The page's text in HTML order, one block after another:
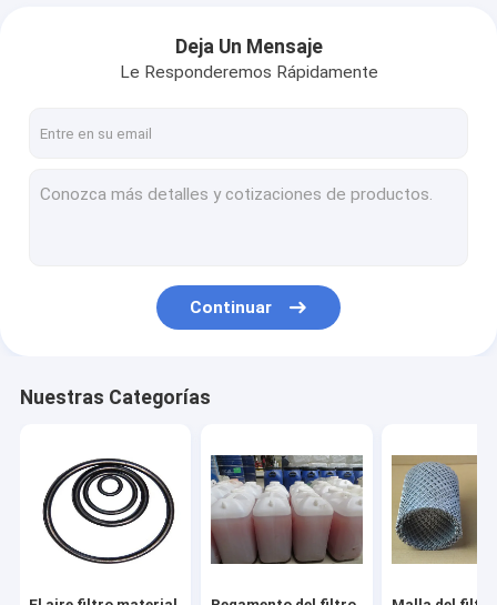
Deja Un Mensaje
Le Responderemos Rápidamente
Continuar
Nuestras Categorías